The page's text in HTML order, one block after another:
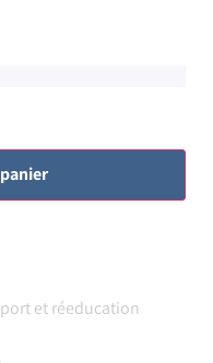
et réeducation